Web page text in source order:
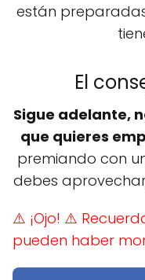
están
El
Sigue adelante,
que quieres
premiando con
debes
⚠️ ¡Ojo! ⚠️
pueden haber